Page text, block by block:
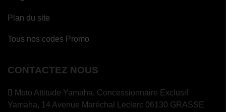
Plan du site
Tous nos codes Promo
CONTACTEZ NOUS
Moto Attitude Yamaha, Concessionnaire Exclusif
Yamaha, 14 Avenue Maréchal Leclerc 06130 GRASSE